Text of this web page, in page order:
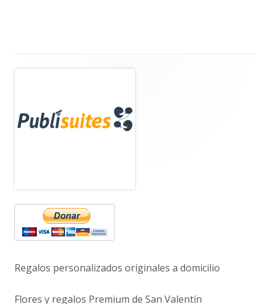
lateral
principal
Regalos personalizados originales a domicilio
Flores y regalos Premium de San Valentín